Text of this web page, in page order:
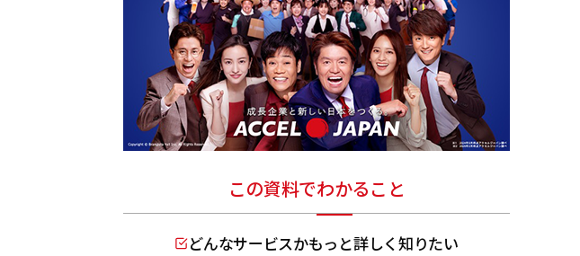
この資料でわかること
どんなサービスかもっと詳しく知りたい